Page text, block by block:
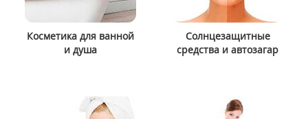
Косметика для ванной
и душа
Солнцезащитные
средства и автозагар